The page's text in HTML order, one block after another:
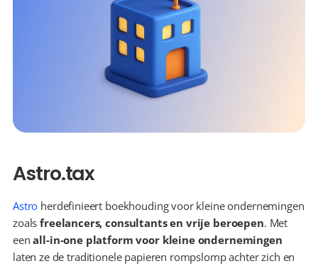
Astro.tax
Astro herdefinieert boekhouding voor kleine ondernemingen
zoals freelancers, consultants en vrije beroepen. Met
een all-in-one platform voor kleine ondernemingen
laten ze de traditionele papieren rompslomp achter zich en